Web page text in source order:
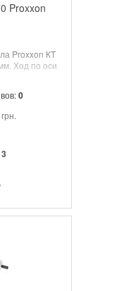
Proxxon
Proxxon КТ
Ход по оси
0
грн.
3